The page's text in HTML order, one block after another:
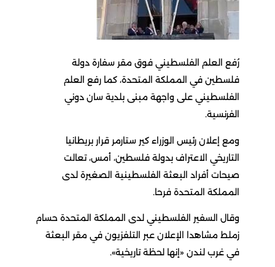
رُفع العلم الفلسطيني فوق مقر سفارة دولة
فلسطين في المملكة المتحدة، كما رفع العلم
الفلسطيني على واجهة مبنى بلدية سان دوني
الفرنسية.
ومع إعلان رئيس الوزراء كير ستارمر قرار بريطانيا
التاريخي الاعتراف بدولة فلسطين، أمس، تعالت
صيحات أفراد البعثة الفلسطينية الصغيرة لدى
المملكة المتحدة فرحا.
وقال السفير الفلسطيني لدى المملكة المتحدة حسام
زملط مشاهدا الإعلان عبر التلفزيون في مقر البعثة
في غرب لندن «إنها لحظة تاريخية».